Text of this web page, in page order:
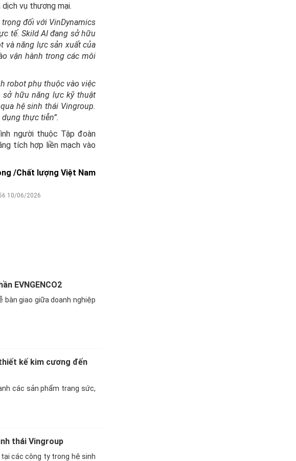
vụ thương mại.
đối với VinDynamics
tế. Skild AI đang sở hữu
và năng lực sản xuất của
vận hành trong các môi
robot phụ thuộc vào việc
sở hữu năng lực kỹ thuật
hệ sinh thái Vingroup.
thực tiễn”.
người thuộc Tập đoàn
tích hợp liền mạch vào
/Chất lượng Việt Nam
10/06/2026
EVNGENCO2
bàn giao giữa doanh nghiệp
thiết kế kim cương đến
các sản phẩm trang sức,
thái Vingroup
các công ty trong hệ sinh